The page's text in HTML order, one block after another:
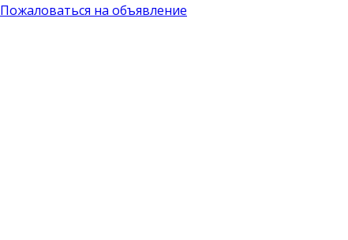
Пожаловаться на объявление